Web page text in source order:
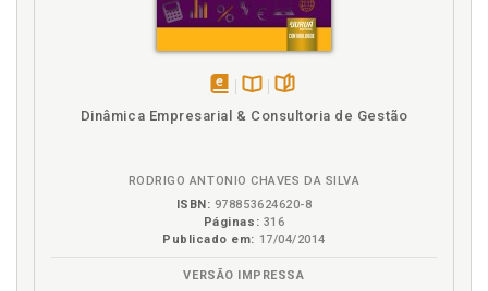
Dinâmica Empresarial & Consultoria de Gestão
RODRIGO ANTONIO CHAVES DA SILVA
ISBN: 978853624620-8
Páginas: 316
Publicado em: 17/04/2014
VERSÃO IMPRESSA